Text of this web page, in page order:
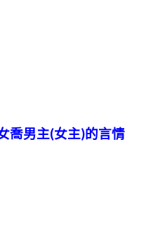
喬男主(女主)的言情